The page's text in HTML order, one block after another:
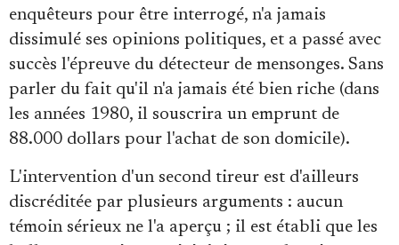
enquêteurs pour être interrogé, n'a jamais
dissimulé ses opinions politiques, et a passé avec
succès l'épreuve du détecteur de mensonges. Sans
parler du fait qu'il n'a jamais été bien riche (dans
les années 1980, il souscrira un emprunt de
88.000 dollars pour l'achat de son domicile).
L'intervention d'un second tireur est d'ailleurs
discréditée par plusieurs arguments : aucun
témoin sérieux ne l'a aperçu ; il est établi que les